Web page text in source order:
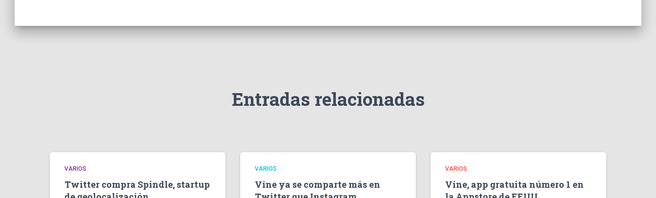
Entradas relacionadas
VARIOS
Twitter compra Spindle, startup
VARIOS
Vine ya se comparte más en
VARIOS
Vine, app gratuita número 1 en